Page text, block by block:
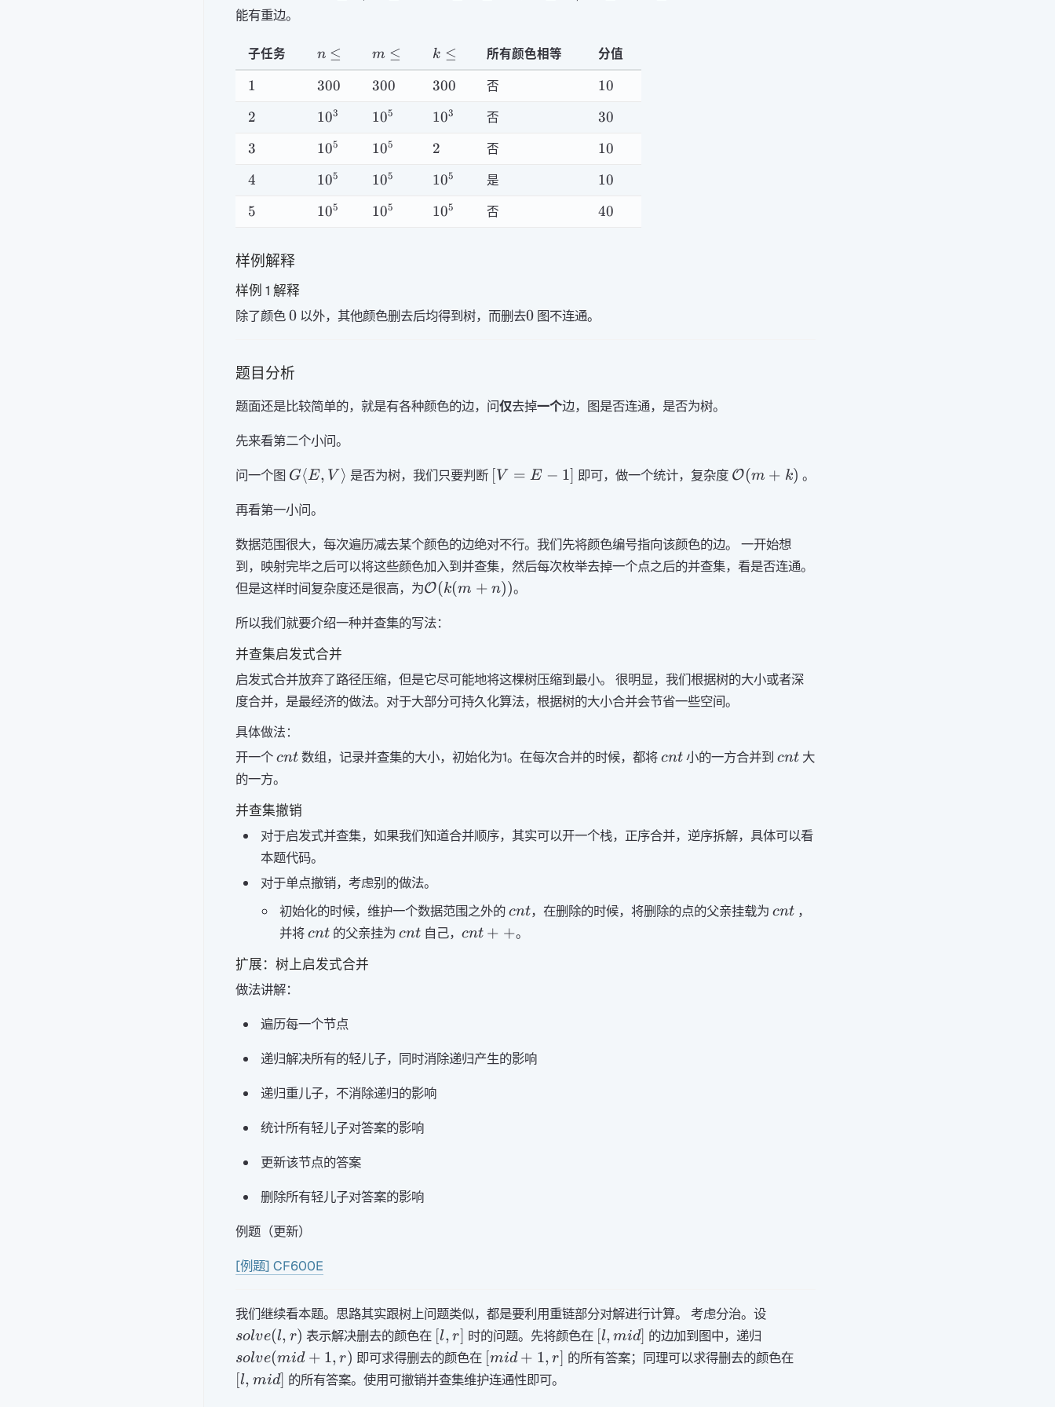
v\le
n
能有重边。
子任务 n\le
n ≤ m\le
m ≤ k\le
k ≤ 所有颜色相等 分值
1
1 300
300 300
300 300
300 否 10
10
2
2 10^3
103 10^5
105 10^3
103 否 30
30
3
3 10^5
105 10^5
105 2
2 否 10
10
4
4 10^5
105 10^5
105 10^5
105 是 10
10
5
5 10^5
105 10^5
105 10^5
105 否 40
40
样例解释
样例 1 解释
除了颜色0
0 以外，其他颜色删去后均得到树，而删去0
0 图不连通。
题目分析
题面还是比较简单的，就是有各种颜色的边，问仅去掉一个边，图是否连通，是否为树。
先来看第二个小问。
问一个图 G\lang
\rang
G⟨E, V ⟩ 是否为树，我们只要判断 \lbrack
[ V = E − 1] 即可，做一个统计，复杂度 \mathcal{O}
O(m + k) 。
再看第一小问。
数据范围很大，每次遍历减去某个颜色的边绝对不行。我们先将颜色编号指向该颜色的边。 一开始想
到，映射完毕之后可以将这些颜色加入到并查集，然后每次枚举去掉一个点之后的并查集，看是否连通。
但是这样时间复杂度还是很高，为\mathcal{O}
O(k(m + n))。
所以我们就要介绍一种并查集的写法：
并查集启发式合并
启发式合并放弃了路径压缩，但是它尽可能地将这棵树压缩到最小。 很明显，我们根据树的大小或者深
度合并，是最经济的做法。对于大部分可持久化算法，根据树的大小合并会节省一些空间。
具体做法：
开一个cnt
cnt 数组，记录并查集的大小，初始化为1。在每次合并的时候，都将cnt
cnt 小的一方合并到 cnt
cnt 大
的一方。
并查集撤销
对于启发式并查集，如果我们知道合并顺序，其实可以开一个栈，正序合并，逆序拆解，具体可以看
本题代码。
对于单点撤销，考虑别的做法。
初始化的时候，维护一个数据范围之外的cnt
cnt，在删除的时候，将删除的点的父亲挂载为 cnt
cnt ，
并将cnt
cnt 的父亲挂为 cnt
cnt 自己， cnt++
cnt + +。
扩展：树上启发式合并
做法讲解：
遍历每一个节点
递归解决所有的轻儿子，同时消除递归产生的影响
递归重儿子，不消除递归的影响
统计所有轻儿子对答案的影响
更新该节点的答案
删除所有轻儿子对答案的影响
例题（更新）
[例题] CF600E
我们继续看本题。思路其实跟树上问题类似，都是要利用重链部分对解进行计算。 考虑分治。设
solve(l, r) 表示解决删去的颜色在 [l,r]
[l, r] 时的问题。先将颜色在 [l,mid]
[l, mid] 的边加到图中，递归
solve(mid + 1, r) 即可求得删去的颜色在 [mid+1,r]
[mid + 1, r] 的所有答案；同理可以求得删去的颜色在[l,mid]
[l, mid] 的所有答案。使用可撤销并查集维护连通性即可。